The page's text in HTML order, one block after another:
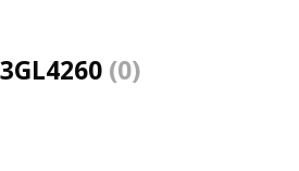
(0)